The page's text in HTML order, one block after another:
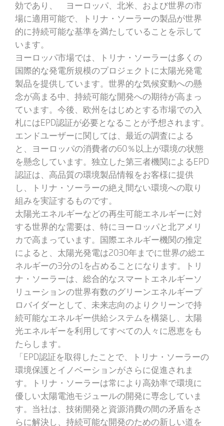
効であり、 ヨーロッパ、北米、および世界の市
場に適用可能で、トリナ・ソーラーの製品が世界
的に持続可能な基準を満たしていることを示して
います。
ヨーロッパ市場では、トリナ・ソーラーは多くの
国際的な発電所規模のプロジェクトに太陽光発電
製品を提供しています。世界的な気候変動への懸
念が高まる中、持続可能な開発への期待が高まっ
ています。今後、欧州をはじめとする市場での入
札にはEPD認証が必要となることが予想されます。
エンドユーザーに関しては、最近の調査による
と、ヨーロッパの消費者の60％以上が環境の状態
を懸念しています。独立した第三者機関によるEPD
認証は、高品質の環境製品情報をお客様に提供
し、トリナ・ソーラーの絶え間ない環境への取り
組みを実証するものです。
太陽光エネルギーなどの再生可能エネルギーに対
する世界的な需要は、特にヨーロッパと北アメリ
カで高まっています。国際エネルギー機関の推定
によると、太陽光発電は2030年までに世界の総エ
ネルギーの3分の1を占めることになります。トリ
ナ・ソーラーは、総合的なスマートエネルギーソ
リューションの世界有数のグリーンエネルギープ
ロバイダーとして、未来志向のよりクリーンで持
続可能なエネルギー供給システムを構築し、太陽
光エネルギーを利用してすべての人々に恩恵をも
たらします。
「EPD認証を取得したことで、トリナ・ソーラーの
環境保護とイノベーションがさらに促進されま
す。トリナ・ソーラーは常により高効率で環境に
優しい太陽電池モジュールの開発に専念していま
す。当社は、技術開発と資源消費の間の矛盾をさ
らに解決し、持続可能な開発のための新しい道を